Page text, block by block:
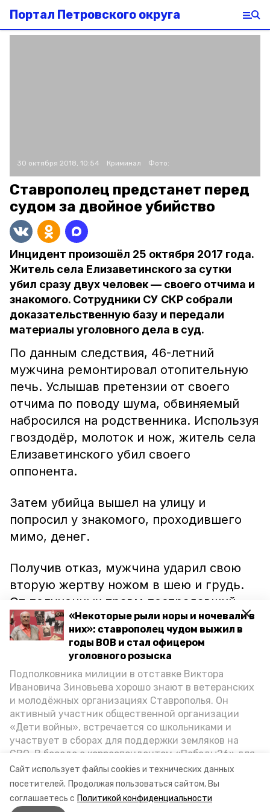
Сайт использует файлы cookies и технических данных
посетителей. Продолжая пользоваться сайтом, Вы
соглашаетесь с Политикой конфиденциальности
«Некоторые рыли норы и ночевали в
них»: ставрополец чудом выжил в
годы ВОВ и стал офицером
уголовного розыска
Подполковника милиции в отставке Виктора
Ивановича Зиновьева хорошо знают в ветеранских
и молодёжных организациях Ставрополья. Он
активный участник общественной организации
«Дети войны», встречается со школьниками и
участвует в сборах для поддержки земляков на
СВО. В беседе с корреспондентом «Победы26» для
спецпроекта «Дети Великой Отечественной»
ветеран рассказал о зверствах оккупантов в годы
ВОВ, о службе в Москве, «богатыре» Фиделе Кастро
и шпионе Пеньковском, о борьбе с криминалом на
Портал Петровского округа
30 октября 2018, 10:54 Криминал Фото:
Ставрополец предстанет перед
судом за двойное убийство
Инцидент произошёл 25 октября 2017 года.
Житель села Елизаветинского за сутки
убил сразу двух человек — своего отчима и
знакомого. Сотрудники СУ СКР собрали
доказательственную базу и передали
материалы уголовного дела в суд.
По данным следствия, 46-летний
мужчина ремонтировал отопительную
печь. Услышав претензии от своего
отчима по поводу шума, обвиняемый
набросился на родственника. Используя
гвоздодёр, молоток и нож, житель села
Елизаветинского убил своего
оппонента.
Затем убийца вышел на улицу и
попросил у знакомого, проходившего
мимо, денег.
Получив отказ, мужчина ударил свою
вторую жертву ножом в шею и грудь.
От полученных травм пострадавший
скончался на месте происшествия.
Правоохранители опросили свидетелей
и обвиняемого, а также провели 24
судебные экспертизы. После того как
доказательственная база была собрана,
дело передали в суд.
Ранее сообщалось, что житель
Благодарногоубилмладшего товарища
во время пьяной ссоры.